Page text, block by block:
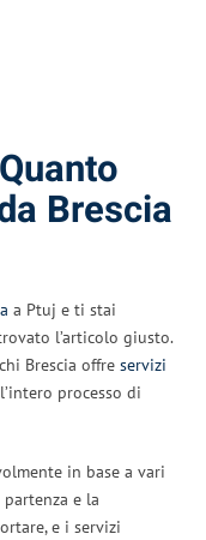
Brescia
a Ptuj e ti stai
l’articolo giusto.
Brescia offre servizi
processo di
in base a vari
e la
e i servizi